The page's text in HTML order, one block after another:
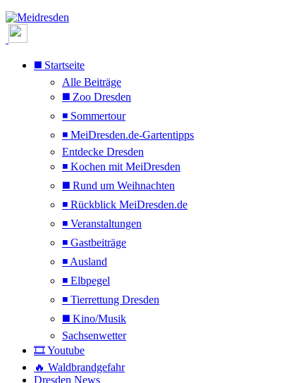
◼️ Startseite
Alle Beiträge
◼️ Zoo Dresden
◾ Sommertour
◾ MeiDresden.de-Gartentipps
Entdecke Dresden
◾ Kochen mit MeiDresden
◼️ Rund um Weihnachten
◾ Rückblick MeiDresden.de
◾ Veranstaltungen
◾ Gastbeiträge
◾ Ausland
◾ Elbpegel
◾ Tierrettung Dresden
◼️ Kino/Musik
Sachsenwetter
🎞️ Youtube
🔥 Waldbrandgefahr
Dresden News